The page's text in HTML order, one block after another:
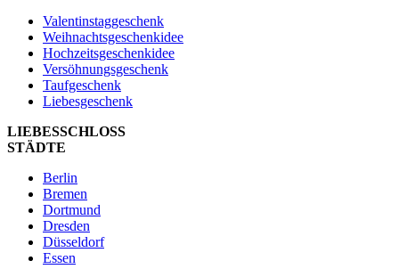
Valentinstaggeschenk
Weihnachtsgeschenkidee
Hochzeitsgeschenkidee
Versöhnungsgeschenk
Taufgeschenk
Liebesgeschenk
LIEBESSCHLOSS
STÄDTE
Berlin
Bremen
Dortmund
Dresden
Düsseldorf
Essen